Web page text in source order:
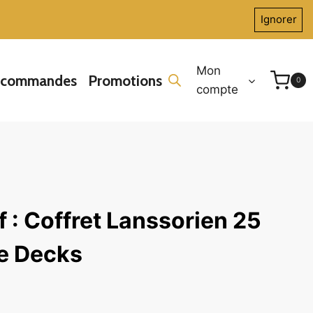
Ignorer
Promotions
Mon
compte
0
: Coffret Lanssorien 25
Decks